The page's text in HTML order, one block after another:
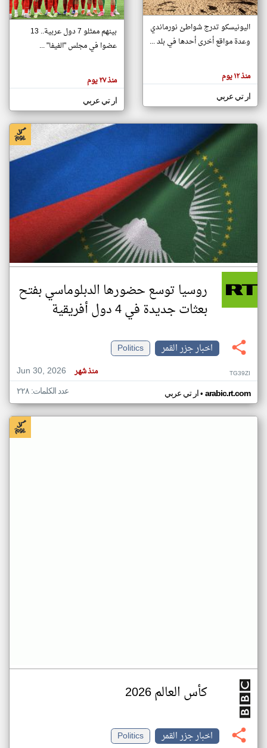
تغيير الدولة
اخبار جزر القمر على مدار الساعة
أهم اخبار جزر القمر العاجلة والمباشرة
هنا عن
وجهة
كاتبيها.
اليونيسكو تدرج شواطئ نورماندي
وعدة مواقع أخرى أحدها في بلد ...
منذ ١٢ يوم
ار تي عربي
بينهم ممثلو 7 دول عربية.. 13
عضوا في مجلس "الفيفا" ...
منذ ٢٧ يوم
ار تي عربي
روسيا توسع حضورها الدبلوماسي بفتح
بعثات جديدة في 4 دول أفريقية
اخبار جزر القمر
Politics
Jun 30, 2026
منذ شهر TG39ZI
ار تي عربي• arabic.rt.com عدد الكلمات: ٢٢٨
كأس العالم 2026
اخبار جزر القمر
Politics
klyoum.com